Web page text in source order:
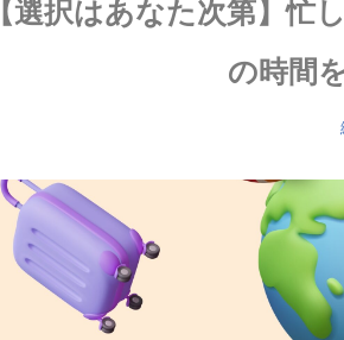
【選択はあなた次第】忙
の時間